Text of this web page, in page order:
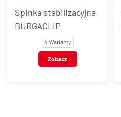
Spinka stabilizacyjna
BURGACLIP
4 Warianty
Zobacz